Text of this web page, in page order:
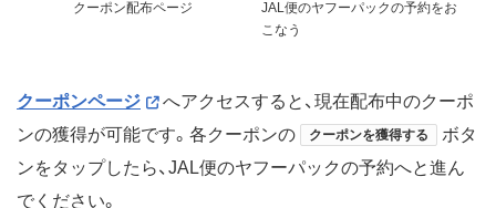
クーポン配布ページ
JAL便のヤフーパックの予約をお
こなう
クーポンページ
へアクセスすると、現在配布中のクーポ
ンの獲得が可能です。各クーポンの
クーポンを獲得する
ボタ
ンをタップしたら、JAL便のヤフーパックの予約へと進ん
でください。